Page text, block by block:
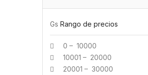
Gs Rango de precios
0 – 10000
10001 – 20000
20001 – 30000